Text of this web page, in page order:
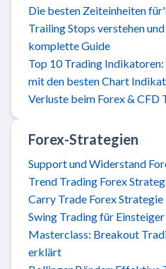
Die besten Zeiteinheiten
Trailing Stops verstehen
komplette Guide
Top 10 Trading
mit den besten Chart
Verluste beim Forex &
Forex-Strategien
Support und Widerstand
Trend Trading Forex
Carry Trade Forex Strategie
Swing Trading für Einsteiger
Masterclass: Breakout
erklärt